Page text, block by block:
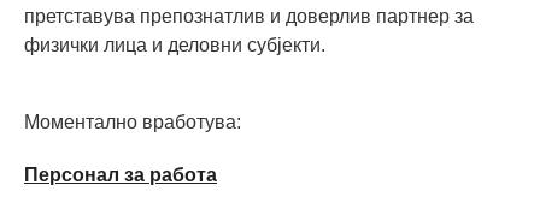
претставува препознатлив и доверлив партнер за
физички лица и деловни субјекти.
Моментално вработува:
Персонал за работа